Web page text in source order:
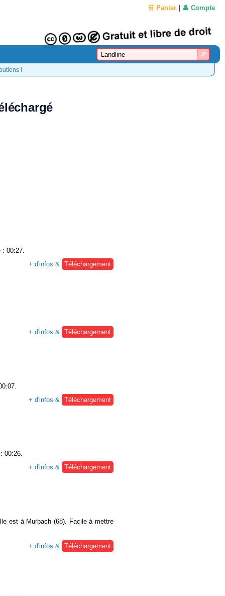
🛒 Panier 👤 Compte
!
: 00:27.
+ d'infos &
Téléchargement
+ d'infos &
Téléchargement
+ d'infos &
Téléchargement
00:26.
+ d'infos & Téléchargement
est à Murbach (68). Facile à mettre
+ d'infos & Téléchargement